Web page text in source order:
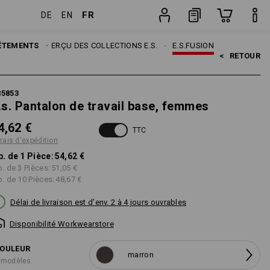
DE EN FR
E.S.FUSION
APERÇU DES COLLECTIONS E.S.
< RETOUR
Pantalon de travail base, femmes
€
d'expédition
TTC
de 1 Pièce:54,62 €
de 3 Pièces: 51,05 €
de 10 Pièces: 48,67 €
Délai de livraison est d'env. 2 à 4 jours ouvrables
Disponibilité Workwearstore
marron